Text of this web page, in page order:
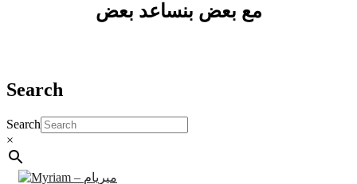
مع بعض بنساعد بعض
Search
Search
×